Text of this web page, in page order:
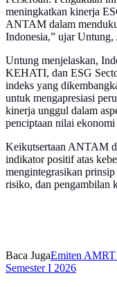
meningkatkan kinerja
ANTAM dalam
Indonesia,” ujar Untung,
Untung menjelaskan,
KEHATI, dan ESG
indeks yang
untuk mengapresiasi
kinerja unggul dalam
penciptaan nilai
Keikutsertaan ANTAM
indikator positif atas
mengintegrasikan
risiko, dan pengambilan
Baca JugaEmiten AMRT
Semester I 2026